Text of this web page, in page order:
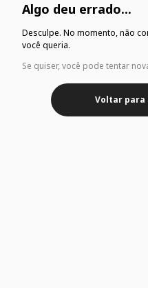
Algo deu errado...
Desculpe. No momento, não
você queria.
Se quiser, você pode tentar
Voltar para